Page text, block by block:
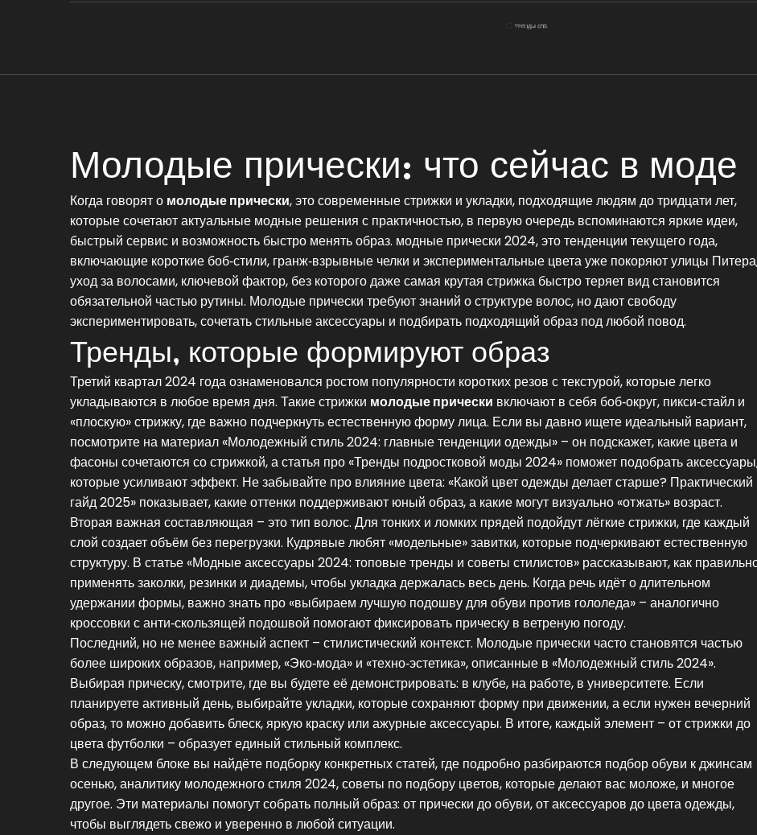
Молодые прически: что сейчас в моде
Когда говорят о молодые прически,это современные стрижки и укладки, подходящие людям до тридцати лет,
которые сочетают актуальные модные решения с практичностью, в первую очередь вспоминаются яркие идеи,
быстрый сервис и возможность быстро менять образ. модные прически 2024,это тенденции текущего года,
включающие короткие боб‑стили, гранж‑взрывные челки и экспериментальные цветауже покоряют улицы
уход за волосами, ключевой фактор, без которого даже самая крутая стрижка быстро теряет видстановится
обязательной частью рутины. Молодые прически требуют знаний о структуре волос, но дают свободу
экспериментировать, сочетать стильные аксессуары и подбирать подходящий образ под любой повод.
Тренды, которые формируют образ
Третий квартал 2024 года ознаменовался ростом популярности коротких резов с текстурой, которые легко
укладываются в любое время дня. Такие стрижки молодые прически включают в себя боб‑округ, пикси‑стайл и
«плоскую» стрижку, где важно подчеркнуть естественную форму лица. Если вы давно ищете идеальный вариант,
посмотрите на материал «Молодежный стиль 2024: главные тенденции одежды» – он подскажет, какие цвета и
фасоны сочетаются со стрижкой, а статья про «Тренды подростковой моды 2024» поможет подобрать
которые усиливают эффект. Не забывайте про влияние цвета: «Какой цвет одежды делает старше? Практический
гайд 2025» показывает, какие оттенки поддерживают юный образ, а какие могут визуально «отжать» возраст.
Вторая важная составляющая – это тип волос. Для тонких и ломких прядей подойдут лёгкие стрижки, где каждый
слой создает объём без перегрузки. Кудрявые любят «модельные» завитки, которые подчеркивают естественную
структуру. В статье «Модные аксессуары 2024: топовые тренды и советы стилистов» рассказывают, как
применять заколки, резинки и диадемы, чтобы укладка держалась весь день. Когда речь идёт о длительном
удержании формы, важно знать про «выбираем лучшую подошву для обуви против гололеда» – аналогично
кроссовки с анти‑скользящей подошвой помогают фиксировать прическу в ветреную погоду.
Последний, но не менее важный аспект – стилистический контекст. Молодые прически часто становятся частью
более широких образов, например, «Эко‑мода» и «техно‑эстетика», описанные в «Молодежный стиль 2024».
Выбирая прическу, смотрите, где вы будете её демонстрировать: в клубе, на работе, в университете. Если
планируете активный день, выбирайте укладки, которые сохраняют форму при движении, а если нужен вечерний
образ, то можно добавить блеск, яркую краску или ажурные аксессуары. В итоге, каждый элемент – от стрижки до
цвета футболки – образует единый стильный комплекс.
В следующем блоке вы найдёте подборку конкретных статей, где подробно разбираются подбор обуви к джинсам
осенью, аналитику молодежного стиля 2024, советы по подбору цветов, которые делают вас моложе, и многое
другое. Эти материалы помогут собрать полный образ: от прически до обуви, от аксессуаров до цвета одежды,
чтобы выглядеть свежо и уверенно в любой ситуации.